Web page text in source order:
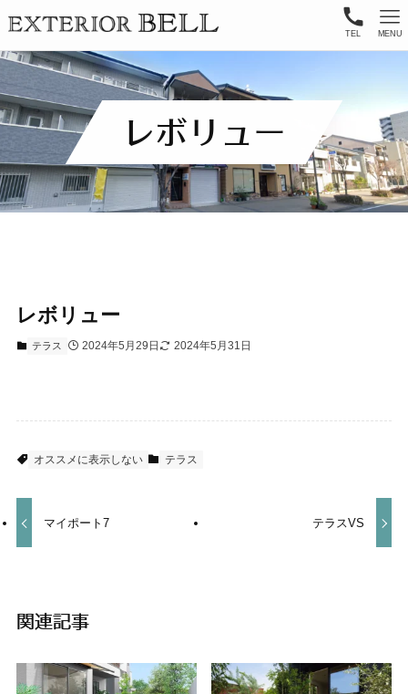
TEL MENU
レボリュー
レボリュー
テラス 2024年5月29日 2024年5月31日
オススメに表示しない テラス
マイポート7 テラスVS
関連記事